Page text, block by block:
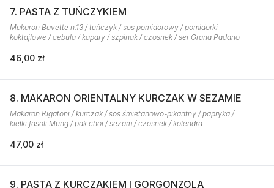
7. PASTA Z TUŃCZYKIEM
Makaron Bavette n.13 / tuńczyk / sos pomidorowy / pomidorki
koktajlowe / cebula / kapary / szpinak / czosnek / ser Grana Padano
46,00 zł
8. MAKARON ORIENTALNY KURCZAK W SEZAMIE
Makaron Rigatoni / kurczak / sos śmietanowo-pikantny / papryka /
kiełki fasoli Mung / pak choi / sezam / czosnek / kolendra
47,00 zł
9. PASTA Z KURCZAKIEM I GORGONZOLĄ